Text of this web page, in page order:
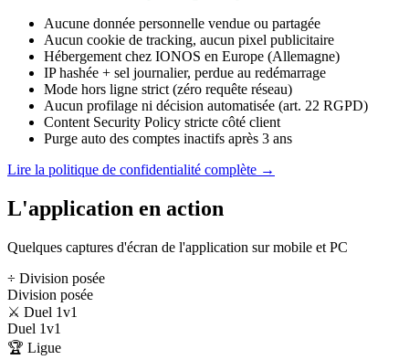
Aucune donnée personnelle vendue ou partagée
Aucun cookie de tracking, aucun pixel publicitaire
Hébergement chez IONOS en Europe (Allemagne)
IP hashée + sel journalier, perdue au redémarrage
Mode hors ligne strict (zéro requête réseau)
Aucun profilage ni décision automatisée (art. 22 RGPD)
Content Security Policy stricte côté client
Purge auto des comptes inactifs après 3 ans
Lire la politique de confidentialité complète →
L'application en action
Quelques captures d'écran de l'application sur mobile et PC
÷ Division posée
Division posée
⚔️ Duel 1v1
Duel 1v1
🏆 Ligue